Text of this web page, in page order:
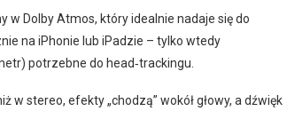
w Dolby Atmos, który idealnie nadaje się do
na iPhonie lub iPadzie – tylko wtedy
potrzebne do head‑trackingu.
stereo, efekty „chodzą” wokół głowy, a dźwięk